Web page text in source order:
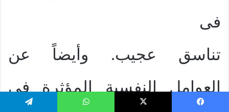
فى
تناسق عجيب. وأيضاً عن
العوامل النفسية المؤثرة فى